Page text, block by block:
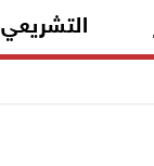
التشريعي